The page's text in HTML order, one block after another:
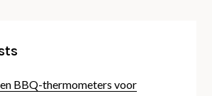
BBQ-thermometers voor